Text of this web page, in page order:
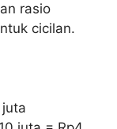
rasio
cicilan.